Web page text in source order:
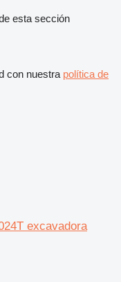
esta sección
con nuestra política de
excavadora